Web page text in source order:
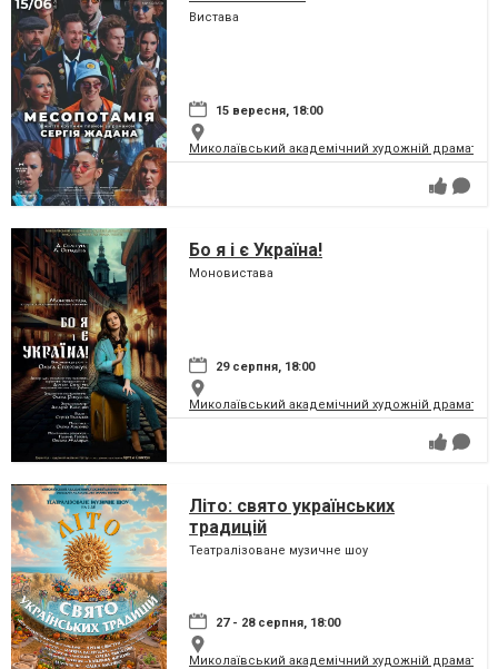
Вистава
15 вересня, 18:00
Миколаївський академічний художній
Бо я і є Україна!
Моновистава
29 серпня, 18:00
Миколаївський академічний художній
Літо: свято українських
традицій
Театралізоване музичне шоу
27 - 28 серпня, 18:00
Миколаївський академічний художній